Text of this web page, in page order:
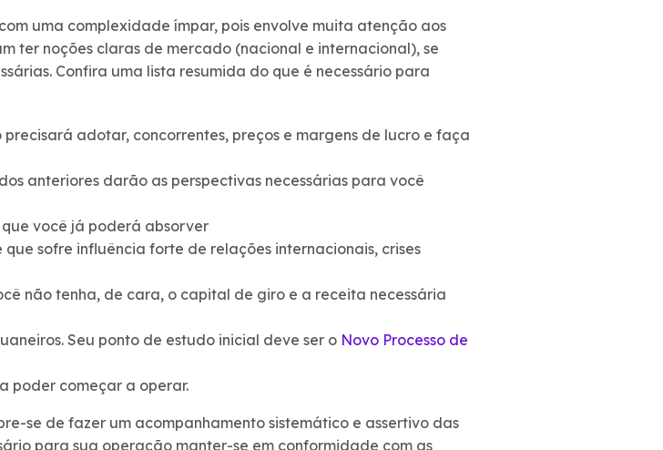
uma complexidade ímpar, pois envolve muita atenção aos
ter noções claras de mercado (nacional e internacional), se
Confira uma lista resumida do que é necessário para
adotar, concorrentes, preços e margens de lucro e faça
anteriores darão as perspectivas necessárias para você
que você já poderá absorver
sofre influência forte de relações internacionais, crises
não tenha, de cara, o capital de giro e a receita necessária
Seu ponto de estudo inicial deve ser o Novo Processo de
poder começar a operar.
se de fazer um acompanhamento sistemático e assertivo das
para sua operação manter-se em conformidade com as